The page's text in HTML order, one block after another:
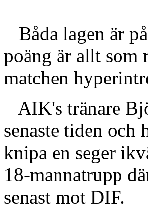
Båda lagen är
poäng är allt som
matchen
AIK's tränare
senaste tiden och
knipa en seger
18-mannatrupp
senast mot DIF.